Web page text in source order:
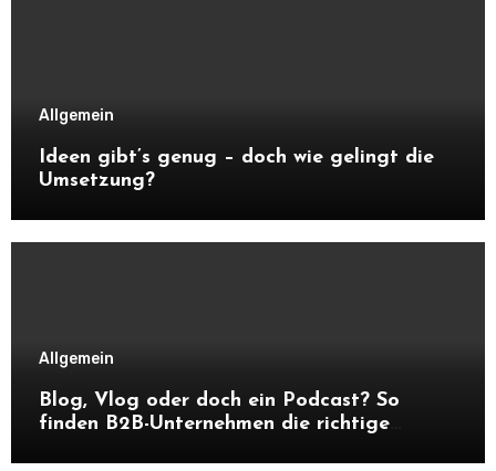
Allgemein
Ideen gibt’s genug – doch wie gelingt die
Umsetzung?
Allgemein
Blog, Vlog oder doch ein Podcast? So
finden B2B-Unternehmen die richtige